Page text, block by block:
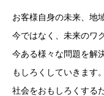
お客様自身の未来、地
今ではなく、未来のワ
今ある様々な問題を解
もしろくしていきます。
社会をおもしろくする